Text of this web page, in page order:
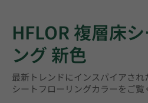
HFLOR 複層床
ング 新色
最新トレンドにインスパイアされ
シートフローリングカラーをご覧